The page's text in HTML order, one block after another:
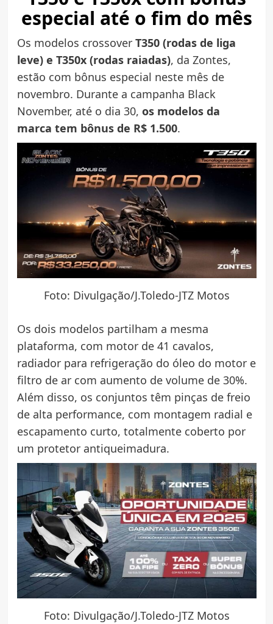
especial até o fim do mês
Os modelos crossover T350 (rodas de liga
leve) e T350x (rodas raiadas), da Zontes,
estão com bônus especial neste mês de
novembro. Durante a campanha Black
November, até o dia 30, os modelos da
marca tem bônus de R$ 1.500.
Foto: Divulgação/J.Toledo-JTZ Motos
Os dois modelos partilham a mesma
plataforma, com motor de 41 cavalos,
radiador para refrigeração do óleo do motor e
filtro de ar com aumento de volume de 30%.
Além disso, os conjuntos têm pinças de freio
de alta performance, com montagem radial e
escapamento curto, totalmente coberto por
um protetor antiqueimadura.
Foto: Divulgação/J.Toledo-JTZ Motos